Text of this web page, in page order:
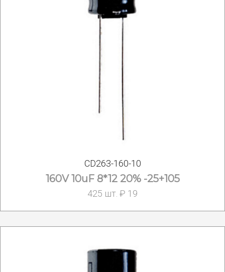
CD263-160-10
160V 10uF 8*12 20% -25+105
425 шт. ₽ 19